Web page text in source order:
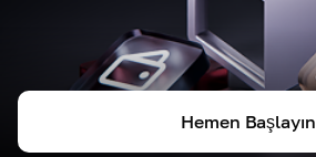
Hemen Başlayın